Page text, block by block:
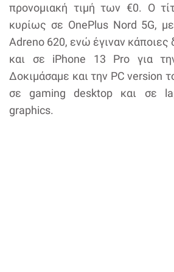
προνομιακή τιμή των €0. Ο
κυρίως σε OnePlus Nord 5G,
Adreno 620, ενώ έγιναν κάποιες
και σε iPhone 13 Pro για
Δοκιμάσαμε και την PC version
σε gaming desktop και σε
graphics.